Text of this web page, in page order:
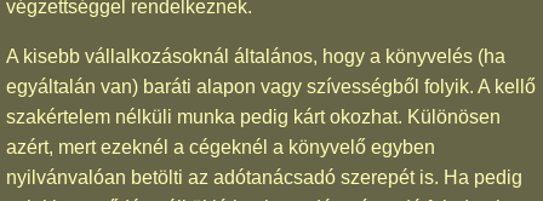
végzettséggel rendelkeznek.
A kisebb vállalkozásoknál általános, hogy a könyvelés (ha
egyáltalán van) baráti alapon vagy szívességből folyik. A kellő
szakértelem nélküli munka pedig kárt okozhat. Különösen
azért, mert ezeknél a cégeknél a könyvelő egyben
nyilvánvalóan betölti az adótanácsadó szerepét is. Ha pedig